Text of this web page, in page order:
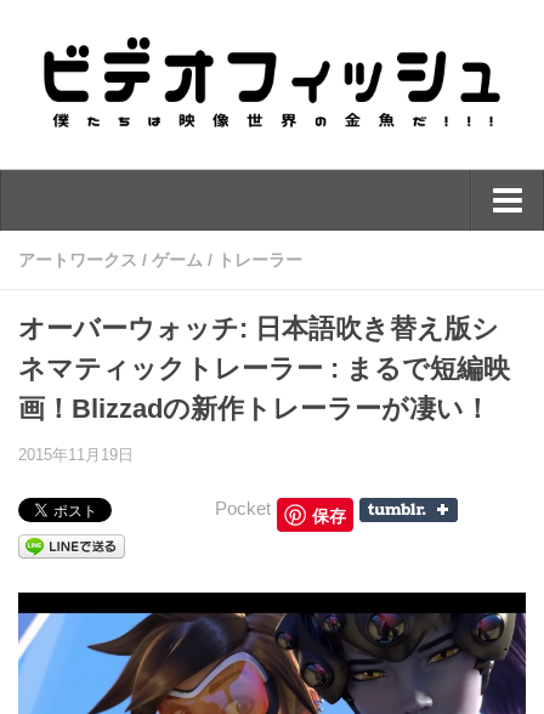
ニュース
Maya
3dsMax
Houdini
CINEMA 4D
ZBrush
MODO
After Effects
Photoshop
その他
アートワークス / ゲーム / トレーラー
オーバーウォッチ: 日本語吹き替え版シ
ネマティックトレーラー : まるで短編映
画！Blizzadの新作トレーラーが凄い！
2015年11月19日
Pocket 保存